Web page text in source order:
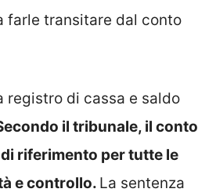
farle transitare dal conto
registro di cassa e saldo
il tribunale, il conto
riferimento per tutte le
e controllo. La sentenza